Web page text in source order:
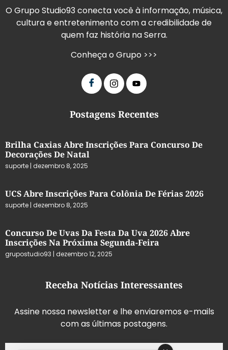
O Grupo Studio93 conecta você à informação, música,
cultura e entretenimento com a credibilidade de
quem faz história na Serra.
Conheça o Grupo >>>
Postagens Recentes
Brilha Caxias Abre Inscrições Para Concurso De
Decorações De Natal
suporte dezembro 8, 2025
UCS Abre Inscrições Para Colônia De Férias 2026
suporte dezembro 8, 2025
Concurso De Uvas Da Festa Da Uva 2026 Abre
Inscrições Na Próxima Segunda-Feira
grupostudio93 dezembro 12, 2025
Receba Notícias Interessantes
Assine nossa newsletter e lhe enviaremos e-mails
com as últimas postagens.